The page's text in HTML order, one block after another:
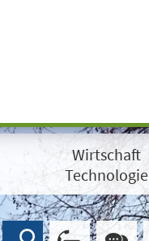
Wirtschaft
Technologie